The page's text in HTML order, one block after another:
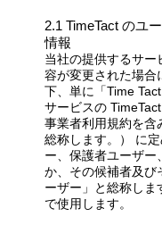
2.1 TimeTact のユ
情報
当社の提供するサー
容が変更された場合
下、単に「Time
サービスの
事業者利用規約を含
総称します。） に
ー、保護者ユーザー
か、その候補者及び
ーザー」と総称しま
で使用します。